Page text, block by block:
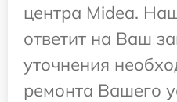
центра Midea.
ответит на Ваш
уточнения
ремонта Вашего